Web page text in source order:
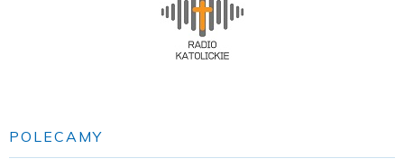
POLECAMY